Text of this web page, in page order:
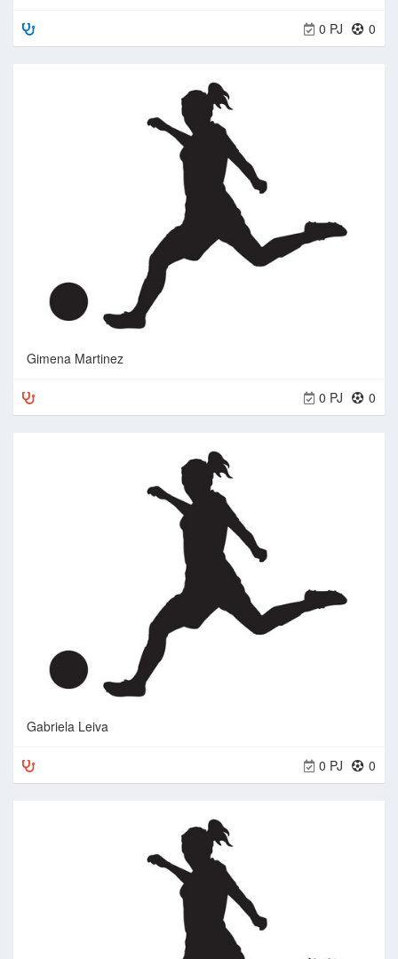
0
0 PJ
Gimena Martinez
0
0 PJ
Gabriela Leiva
0
0 PJ